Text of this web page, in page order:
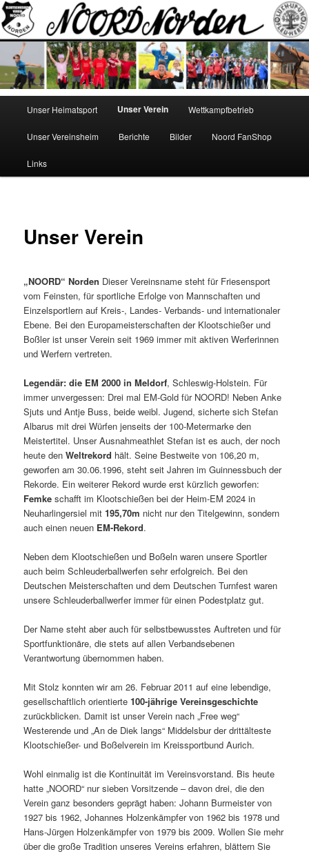
Zum
Inhalt
wechseln
NOORD
Norden
Unser Heimatsport Unser Verein Wettkampfbetrieb
Unser Vereinsheim Berichte Bilder Noord FanShop
Links
Unser Verein
„NOORD“ Norden Dieser Vereinsname steht für Friesensport
vom Feinsten, für sportliche Erfolge von Mannschaften und
Einzelsportlern auf Kreis-, Landes- Verbands- und internationaler
Ebene. Bei den Europameisterschaften der Klootschießer und
Boßler ist unser Verein seit 1969 immer mit aktiven Werferinnen
und Werfern vertreten.
Legendär: die EM 2000 in Meldorf, Schleswig-Holstein. Für
immer unvergessen: Drei mal EM-Gold für NOORD! Neben Anke
Sjuts und Antje Buss, beide weibl. Jugend, sicherte sich Stefan
Albarus mit drei Würfen jenseits der 100-Metermarke den
Meistertitel. Unser Ausnahmeathlet Stefan ist es auch, der noch
heute denWeltrekord hält. Seine Bestweite von 106,20 m,
geworfen am 30.06.1996, steht seit Jahren im Guinnessbuch der
Rekorde. Ein weiterer Rekord wurde erst kürzlich geworfen:
Femke schafft im Klootschießen bei der Heim-EM 2024 in
Neuharlingersiel mit195,70m nicht nur den Titelgewinn, sondern
auch einen neuen EM-Rekord.
Neben dem Klootschießen und Boßeln waren unsere Sportler
auch beim Schleuderballwerfen sehr erfolgreich. Bei den
Deutschen Meisterschaften und dem Deutschen Turnfest waren
unsere Schleuderballwerfer immer für einen Podestplatz gut.
Der Name steht aber auch für selbstbewusstes Auftreten und für
Sportfunktionäre, die stets auf allen Verbandsebenen
Verantwortung übernommen haben.
Mit Stolz konnten wir am 26. Februar 2011 auf eine lebendige,
gesellschaftlich orientierte100-jährige Vereinsgeschichte
zurückblicken. Damit ist unser Verein nach „Free weg“
Westerende und „An de Diek langs“ Middelsbur der drittälteste
Klootschießer- und Boßelverein im Kreissportbund Aurich.
Wohl einmalig ist die Kontinuität im Vereinsvorstand. Bis heute
hatte „NOORD“ nur sieben Vorsitzende – davon drei, die den
Verein ganz besonders geprägt haben: Johann Burmeister von
1927 bis 1962, Johannes Holzenkämpfer von 1962 bis 1978 und
Hans-Jürgen Holzenkämpfer von 1979 bis 2009. Wollen Sie mehr
über die große Tradition unseres Vereins erfahren, blättern Sie